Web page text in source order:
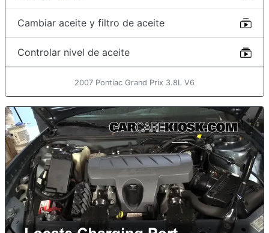
Cambiar aceite y filtro de aceite
Controlar nivel de aceite
2007 Pontiac Grand Prix 3.8L V6